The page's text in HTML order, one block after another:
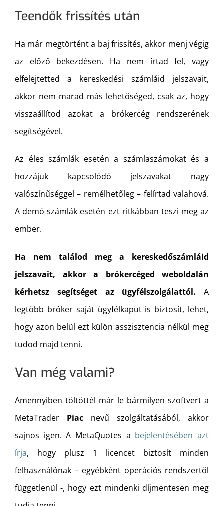
Teendők frissítés után
Ha már megtörtént abajfrissítés, akkor menj végig
az előző bekezdésen. Ha nem írtad fel, vagy
elfelejtetted a kereskedési számláid jelszavait,
akkor nem marad más lehetőséged, csak az, hogy
visszaállítod azokat a brókercég rendszerének
segítségével.
Az éles számlák esetén a számlaszámokat és a
hozzájuk kapcsolódó jelszavakat nagy
valószínűséggel – remélhetőleg – felírtad valahová.
A demó számlák esetén ezt ritkábban teszi meg az
ember.
Ha nem találod meg a kereskedőszámláid
jelszavait, akkor a brókercéged weboldalán
kérhetsz segítséget az ügyfélszolgálattól. A
legtöbb bróker saját ügyfélkaput is biztosít, lehet,
hogy azon belül ezt külön asszisztencia nélkül meg
tudod majd tenni.
Van még valami?
Amennyiben töltöttél már le bármilyen szoftvert a
MetaTrader Piac nevű szolgáltatásából, akkor
sajnos igen. A MetaQuotes a bejelentésében azt
írja, hogy plusz 1 licencet biztosít minden
felhasználónak – egyébként operációs rendszertől
függetlenül -, hogy ezt mindenki díjmentesen meg